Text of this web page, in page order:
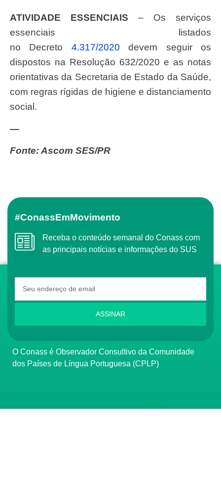
ATIVIDADE ESSENCIAIS – Os serviços
essenciais listados
no Decreto 4.317/2020 devem seguir os
dispostos na Resolução 632/2020 e as notas
orientativas da Secretaria de Estado da Saúde,
com regras rígidas de higiene e distanciamento
social.
—
Fonte: Ascom SES/PR
#ConassEmMovimento
Receba o conteúdo semanal do Conass com
as principais notícias e informações do SUS
ASSINAR
O Conass é Observador Consultivo da Comunidade
dos Países de Língua Portuguesa (CPLP)